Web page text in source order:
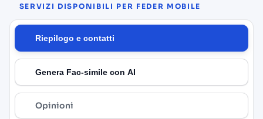
SERVIZI DISPONIBILI PER FEDER MOBILE
Riepilogo e contatti
Genera Fac-simile con AI
Opinioni